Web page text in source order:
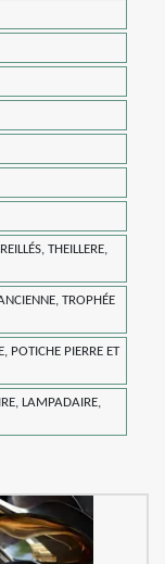
THEILLERE,
TROPHÉE
POTICHE PIERRE ET
LAMPADAIRE,